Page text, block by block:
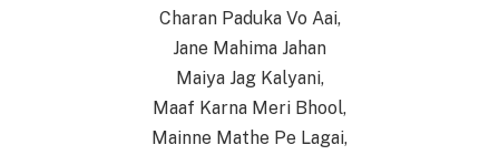
Charan Paduka Vo Aai,
Jane Mahima Jahan
Maiya Jag Kalyani,
Maaf Karna Meri Bhool,
Mainne Mathe Pe Lagai,